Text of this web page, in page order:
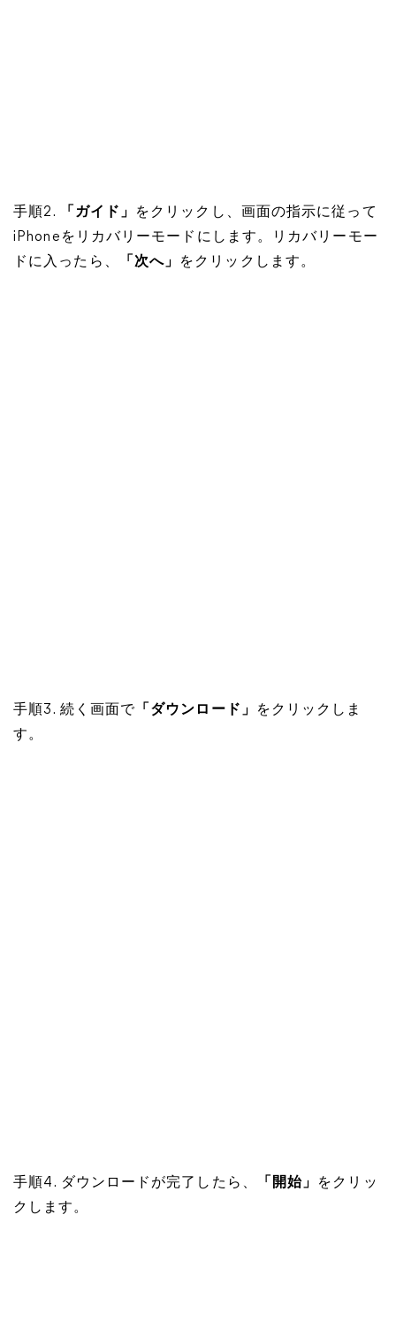
手順2. 「ガイド」
をクリックし、画面の指示に従って
iPhoneをリカバリーモードにします。リカバリーモー
ドに入ったら、
「次へ」 をクリックします。
手順3. 続く画面で 「ダウンロード」
をクリックしま
す。
手順4. ダウンロードが完了したら、 「開始」
をクリッ
クします。